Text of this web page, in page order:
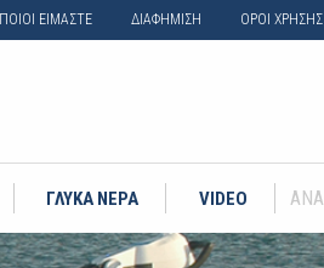
ΠΟΙΟΙ ΕΙΜΑΣΤΕ ΔΙΑΦΗΜΙΣΗ ΟΡΟΙ ΧΡΗΣΗΣ
ΓΛΥΚΑ ΝΕΡΑ VIDEO